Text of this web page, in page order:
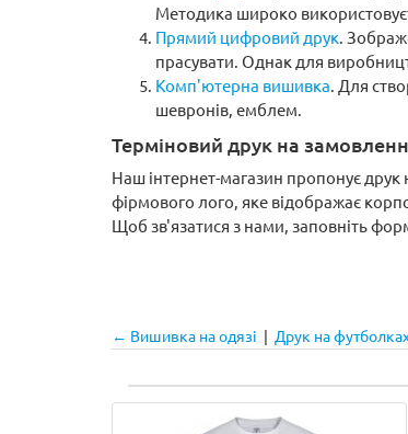
Методика широко
Прямий цифровий друк.
прасувати. Однак для
Комп'ютерна вишивка. Для
шевронів, емблем.
Терміновий друк на
Наш інтернет-магазин пропонує
фірмового лого, яке відображає
Щоб зв'язатися з нами, заповніть
← Вишивка на одязі Друк на